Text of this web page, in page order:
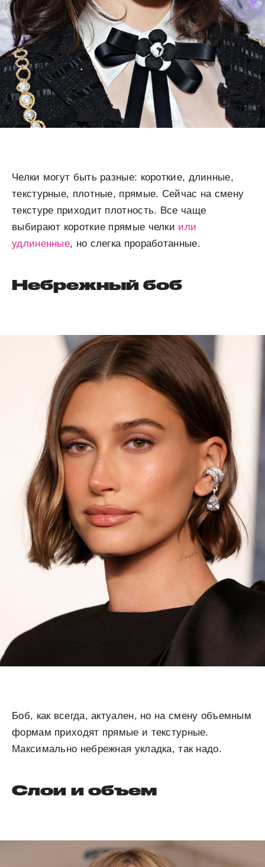
Челки могут быть разные: короткие, длинные,
текстурные, плотные, прямые. Сейчас на смену
текстуре приходит плотность. Все чаще
выбирают короткие прямые челки или
удлиненные, но слегка проработанные.
Небрежный боб
Боб, как всегда, актуален, но на смену объемным
формам приходят прямые и текстурные.
Максимально небрежная укладка, так надо.
Слои и объем